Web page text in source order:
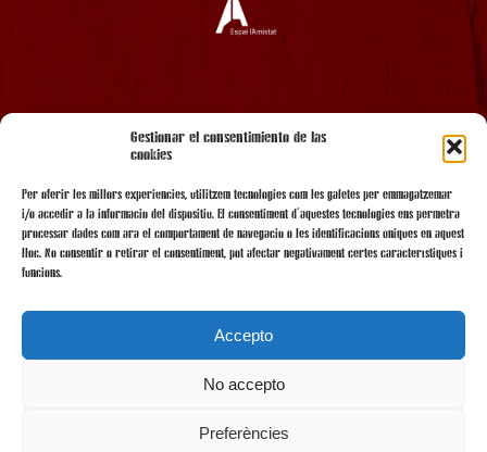
Gestionar el consentimiento de las
cookies
Per oferir les millors experiències, utilitzem tecnologies com les galetes per emmagatzemar
i/o accedir a la informació del dispositiu. El consentiment d'aquestes tecnologies ens permetrà
processar dades com ara el comportament de navegació o les identificacions úniques en aquest
lloc. No consentir o retirar el consentiment, pot afectar negativament certes característiques i
funcions.
Accepto
No accepto
Preferències
AMB EL SUPORT
AMB LA COL·LABORACIÓ